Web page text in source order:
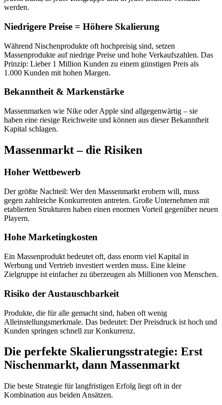
werden.
Niedrigere Preise = Höhere Skalierung
Während Nischenprodukte oft hochpreisig sind, setzen
Massenprodukte auf niedrige Preise und hohe Verkaufszahlen. Das
Prinzip: Lieber 1 Million Kunden zu einem günstigen Preis als
1.000 Kunden mit hohen Margen.
Bekanntheit & Markenstärke
Massenmarken wie Nike oder Apple sind allgegenwärtig – sie
haben eine riesige Reichweite und können aus dieser Bekanntheit
Kapital schlagen.
Massenmarkt – die Risiken
Hoher Wettbewerb
Der größte Nachteil: Wer den Massenmarkt erobern will, muss
gegen zahlreiche Konkurrenten antreten. Große Unternehmen mit
etablierten Strukturen haben einen enormen Vorteil gegenüber neuen
Playern.
Hohe Marketingkosten
Ein Massenprodukt bedeutet oft, dass enorm viel Kapital in
Werbung und Vertrieb investiert werden muss. Eine kleine
Zielgruppe ist einfacher zu überzeugen als Millionen von Menschen.
Risiko der Austauschbarkeit
Produkte, die für alle gemacht sind, haben oft wenig
Alleinstellungsmerkmale. Das bedeutet: Der Preisdruck ist hoch und
Kunden springen schnell zur Konkurrenz.
Die perfekte Skalierungsstrategie: Erst
Nischenmarkt, dann Massenmarkt
Die beste Strategie für langfristigen Erfolg liegt oft in der
Kombination aus beiden Ansätzen.